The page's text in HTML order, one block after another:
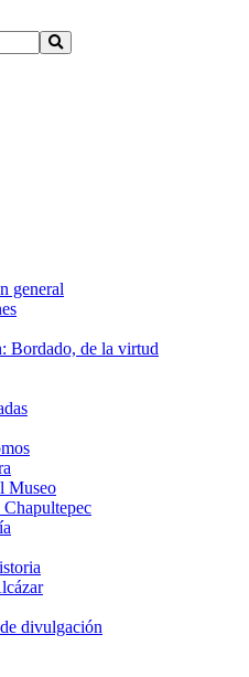
general
Bordado, de la virtud
Museo
divulgación